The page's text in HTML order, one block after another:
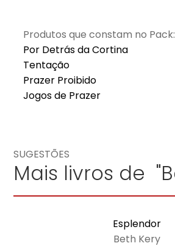
Produtos que constam no Pack:
Por Detrás da Cortina
Tentação
Prazer Proibido
Jogos de Prazer
SUGESTÕES
Mais livros de
Esplendor
Beth Kery